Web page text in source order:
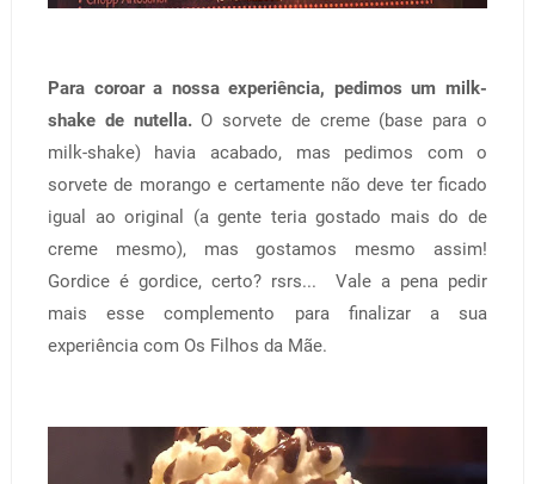
Para coroar a nossa experiência, pedimos um milk-
shake de nutella. O sorvete de creme (base para o
milk-shake) havia acabado, mas pedimos com o
sorvete de morango e certamente não deve ter ficado
igual ao original (a gente teria gostado mais do de
creme mesmo), mas gostamos mesmo assim!
Gordice é gordice, certo? rsrs... Vale a pena pedir
mais esse complemento para finalizar a sua
experiência com Os Filhos da Mãe.